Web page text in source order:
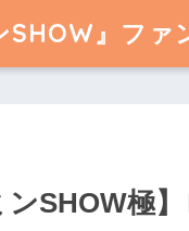
SHOW』ファ
ンSHOW極